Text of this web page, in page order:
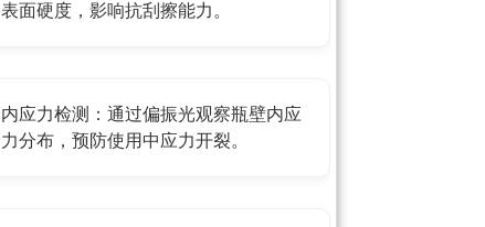
表面硬度，影响抗刮擦能力。
内应力检测：通过偏振光观察瓶壁内应
力分布，预防使用中应力开裂。